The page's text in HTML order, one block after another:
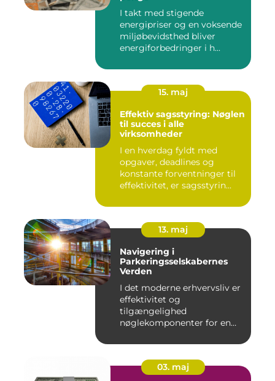
I takt med stigende
energipriser og en voksende
miljøbevidsthed bliver
energiforbedringer i h...
15. maj
Effektiv sagsstyring: Nøglen
til succes i alle
virksomheder
I en hverdag fyldt med
opgaver, deadlines og
konstante forventninger til
effektivitet, er sagsstyrin...
13. maj
Navigering i
Parkeringsselskabernes
Verden
I det moderne erhvervsliv er
effektivitet og
tilgængelighed
nøglekomponenter for en
03. maj